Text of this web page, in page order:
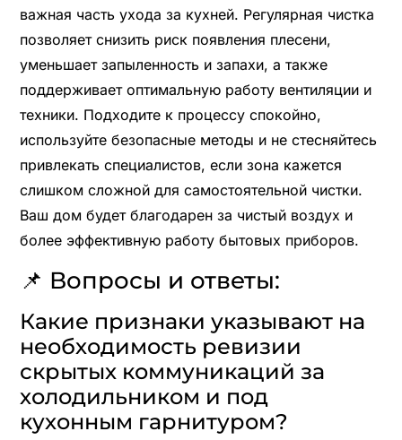
важная часть ухода за кухней. Регулярная чистка
позволяет снизить риск появления плесени,
уменьшает запыленность и запахи, а также
поддерживает оптимальную работу вентиляции и
техники. Подходите к процессу спокойно,
используйте безопасные методы и не стесняйтесь
привлекать специалистов, если зона кажется
слишком сложной для самостоятельной чистки.
Ваш дом будет благодарен за чистый воздух и
более эффективную работу бытовых приборов.
📌 Вопросы и ответы:
Какие признаки указывают на
необходимость ревизии
скрытых коммуникаций за
холодильником и под
кухонным гарнитуром?